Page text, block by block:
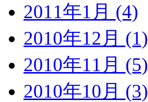
2011年1月 (4)
2010年12月 (1)
2010年11月 (5)
2010年10月 (3)